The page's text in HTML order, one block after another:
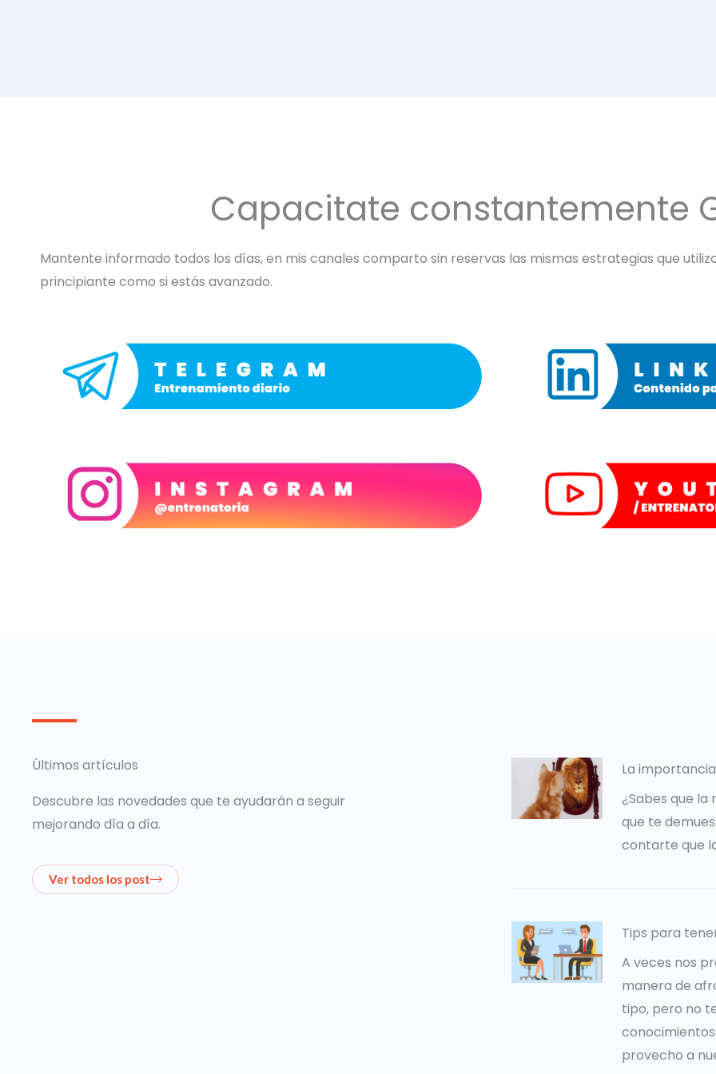
Capacitate constantemente
Mantente informado todos los días, en mis canales comparto sin reservas las mismas estrategias que
principiante como si estás avanzado.
Últimos artículos
Descubre las novedades que te ayudarán a seguir
mejorando día a día.
Ver todos los post
La
¿Sabes que la
que te
contarte que
Tips para
A veces nos
manera de
tipo, pero no
provecho a